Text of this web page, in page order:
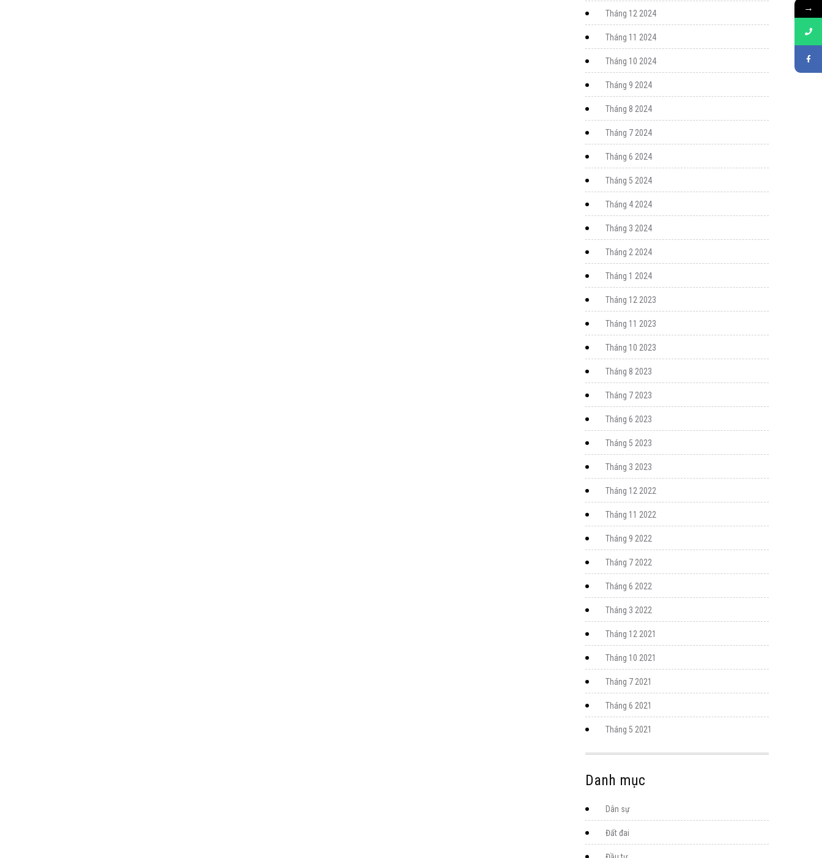
Tháng 12 2024
Tháng 11 2024
Tháng 10 2024
Tháng 9 2024
Tháng 8 2024
Tháng 7 2024
Tháng 6 2024
Tháng 5 2024
Tháng 4 2024
Tháng 3 2024
Tháng 2 2024
Tháng 1 2024
Tháng 12 2023
Tháng 11 2023
Tháng 10 2023
Tháng 8 2023
Tháng 7 2023
Tháng 6 2023
Tháng 5 2023
Tháng 3 2023
Tháng 12 2022
Tháng 11 2022
Tháng 9 2022
Tháng 7 2022
Tháng 6 2022
Tháng 3 2022
Tháng 12 2021
Tháng 10 2021
Tháng 7 2021
Tháng 6 2021
Tháng 5 2021
Danh mục
Dân sự
Đất đai
→